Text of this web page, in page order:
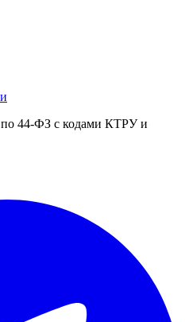
по 44-ФЗ с кодами КТРУ и